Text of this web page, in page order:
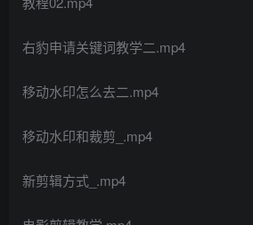
右豹申请关键词教学二.mp4
移动水印怎么去二.mp4
移动水印和裁剪_.mp4
新剪辑方式_.mp4